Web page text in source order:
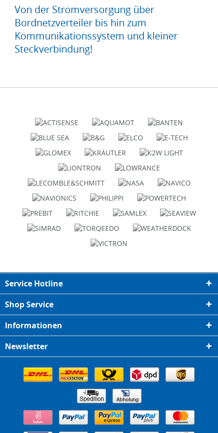
Von der Stromversorgung über
Bordnetzverteiler bis hin zum
Kommunikationssystem und kleiner
Steckverbindung!
Service Hotline
Shop Service
Informationen
Newsletter